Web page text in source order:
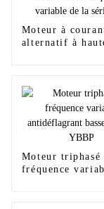
Moteur à
alternatif à
variable de la
Moteur triphasé
fréquence